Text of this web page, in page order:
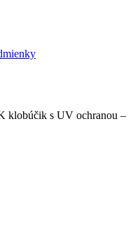
s UV ochranou –